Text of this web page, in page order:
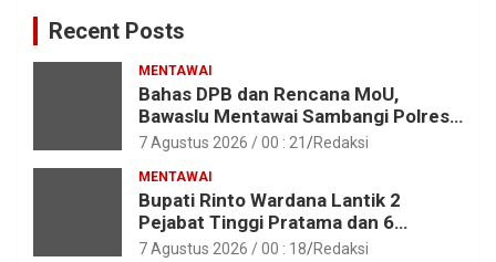
Recent Posts
MENTAWAI
Bahas DPB dan Rencana MoU,
Bawaslu Mentawai Sambangi Polres
Mentawai
7 Agustus 2026 / 00 : 21 Redaksi
MENTAWAI
Bupati Rinto Wardana Lantik 2
Pejabat Tinggi Pratama dan 6
Pejabat Fungsional di Lingkungan
7 Agustus 2026 / 00 : 18 Redaksi